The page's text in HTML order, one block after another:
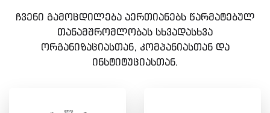
ჩვენი გამოცდილება აერთიანებს წარმატებულ
თანამშრომლობას სხვადასხვა
ორგანიზაციასთან, კომპანიასთან და
ინსტიტუციასთან.